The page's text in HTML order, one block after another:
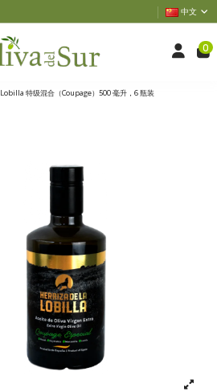
中文
0
特级混合（Coupage）500 毫升，6 瓶装